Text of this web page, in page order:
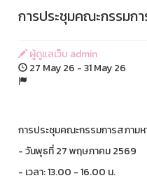
การประชุมคณะกรรมก
ผู้ดูแลเว็บ admin
27 May 26 - 31 May 26
การประชุมคณะกรรมการสภาม
- วันพุธที่ 27 พฤษภาคม 2569
- เวลา: 13.00 - 16.00 น.